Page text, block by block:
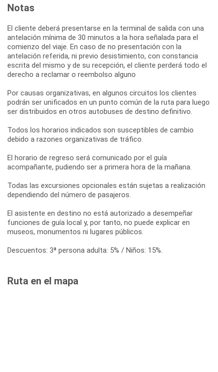
Notas
El cliente deberá presentarse en la terminal de salida con una
antelación mínima de 30 minutos a la hora señalada para el
comienzo del viaje. En caso de no presentación con la
antelación referida, ni previo desistimiento, con constancia
escrita del mismo y de su recepción, el cliente perderá todo el
derecho a reclamar o reembolso alguno
Por causas organizativas, en algunos circuitos los clientes
podrán ser unificados en un punto común de la ruta para luego
ser distribuidos en otros autobuses de destino definitivo.
Todos los horarios indicados son susceptibles de cambio
debido a razones organizativas de tráfico.
El horario de regreso será comunicado por el guía
acompañante, pudiendo ser a primera hora de la mañana.
Todas las excursiones opcionales están sujetas a realización
dependiendo del número de pasajeros.
El asistente en destino no está autorizado a desempeñar
funciones de guía local y, por tanto, no puede explicar en
museos, monumentos ni lugares públicos.
Descuentos: 3ª persona adulta: 5% / Niños: 15%.
Ruta en el mapa